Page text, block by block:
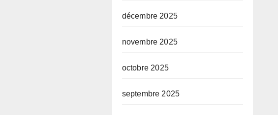
décembre 2025
novembre 2025
octobre 2025
septembre 2025